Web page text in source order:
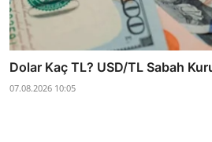
Dolar Kaç TL? USD/TL Sabah
07.08.2026 10:05